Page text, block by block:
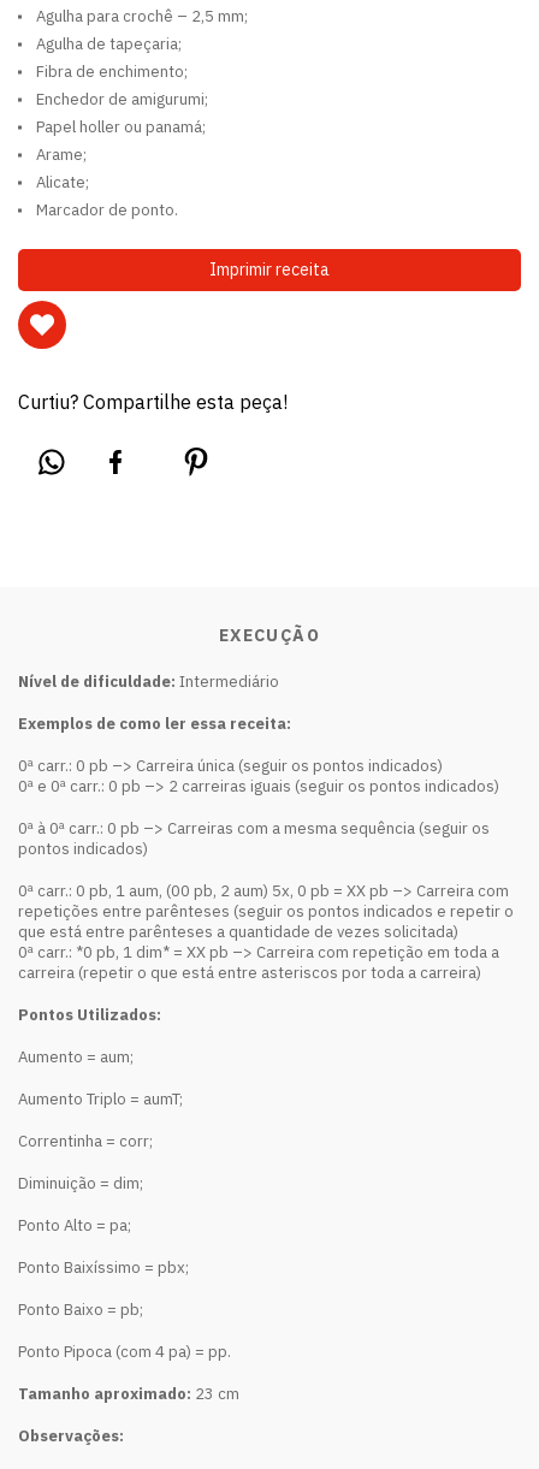
Agulha para crochê – 2,5 mm;
Agulha de tapeçaria;
Fibra de enchimento;
Enchedor de amigurumi;
Papel holler ou panamá;
Arame;
Alicate;
Marcador de ponto.
Imprimir receita
Curtiu? Compartilhe esta peça!
EXECUÇÃO
Nível de dificuldade: Intermediário
Exemplos de como ler essa receita:
0ª carr.: 0 pb –> Carreira única (seguir os pontos indicados)
0ª e 0ª carr.: 0 pb –> 2 carreiras iguais (seguir os pontos indicados)
0ª à 0ª carr.: 0 pb –> Carreiras com a mesma sequência (seguir os
pontos indicados)
0ª carr.: 0 pb, 1 aum, (00 pb, 2 aum) 5x, 0 pb = XX pb –> Carreira com
repetições entre parênteses (seguir os pontos indicados e repetir o
que está entre parênteses a quantidade de vezes solicitada)
0ª carr.: *0 pb, 1 dim* = XX pb –> Carreira com repetição em toda a
carreira (repetir o que está entre asteriscos por toda a carreira)
Pontos Utilizados:
Aumento = aum;
Aumento Triplo = aumT;
Correntinha = corr;
Diminuição = dim;
Ponto Alto = pa;
Ponto Baixíssimo = pbx;
Ponto Baixo = pb;
Ponto Pipoca (com 4 pa) = pp.
Tamanho aproximado: 23 cm
Observações: